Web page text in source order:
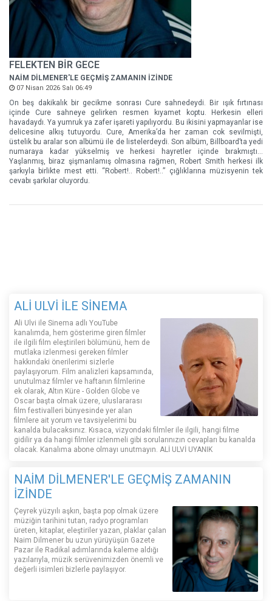
FELEKTEN BİR GECE
NAİM DİLMENER'LE GEÇMİŞ ZAMANIN İZİNDE
07 Nisan 2026 Salı 06:49
On beş dakikalık bir gecikme sonrası Cure sahnedeydi. Bir ışık fırtınası
içinde Cure sahneye gelirken resmen kıyamet koptu. Herkesin elleri
havadaydı. Ya yumruk ya zafer işareti yapılıyordu. Bu ikisini yapmayanlar ise
delicesine alkış tutuyordu. Cure, Amerika’da her zaman cok sevilmişti,
üstelik bu aralar son albümü ile de listelerdeydi. Son albüm, Billboard’ta yedi
numaraya kadar yükselmiş ve herkesi hayretler içinde bırakmıştı…
Yaşlanmış, biraz şişmanlamış olmasına rağmen, Robert Smith herkesi ilk
şarkıyla birlikte mest etti. “Robert!.. Robert!..” çığlıklarına müzisyenin tek
cevabı şarkılar oluyordu.
ALİ ULVİ İLE SİNEMA
Ali Ulvi ile Sinema adlı YouTube
kanalımda, hem gösterime giren filmler
ile ilgili film eleştirileri bölümünü, hem de
mutlaka izlenmesi gereken filmler
hakkındaki önerilerimi sizlerle
paylaşıyorum. Film analizleri kapsamında,
unutulmaz filmler ve haftanın filmlerine
ek olarak, Altın Küre - Golden Globe ve
Oscar başta olmak üzere, uluslararası
film festivalleri bünyesinde yer alan
filmlere ait yorum ve tavsiyelerimi bu
kanalda bulacaksınız. Kısaca, vizyondaki filmler ile ilgili, hangi filme
gidilir ya da hangi filmler izlenmeli gibi sorularınızın cevapları bu kanalda
olacak. Kanalıma abone olmayı unutmayın. ALİ ULVİ UYANIK
NAİM DİLMENER'LE GEÇMİŞ ZAMANIN
İZİNDE
Çeyrek yüzyılı aşkın, başta pop olmak üzere
müziğin tarihini tutan, radyo programları
üreten, kitaplar, eleştiriler yazan, plaklar çalan
Naim Dilmener bu uzun yürüyüşün Gazete
Pazar ile Radikal adımlarında kaleme aldığı
yazılarıyla, müzik serüvenimizden önemli ve
değerli isimleri bizlerle paylaşıyor.